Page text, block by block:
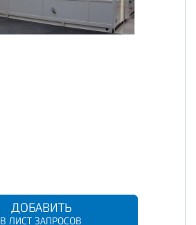
ДОБАВИТЬ
В ЛИСТ ЗАПРОСОВ